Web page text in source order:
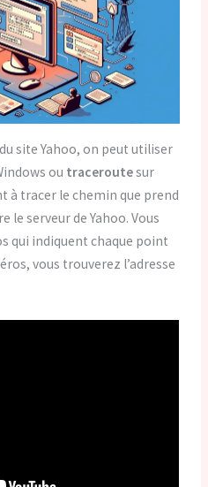
site Yahoo, on peut utiliser
ou traceroutesur
à tracer le chemin que prend
serveur de Yahoo. Vous
qui indiquent chaque point
vous trouverez l’adresse